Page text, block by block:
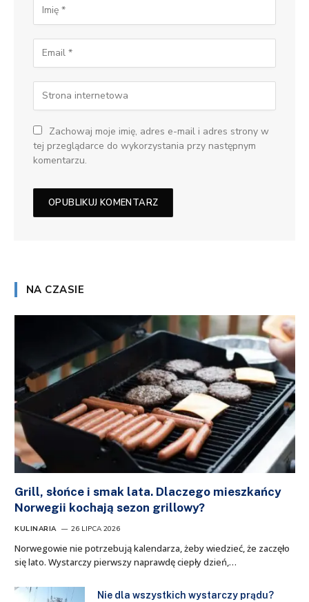
Zachowaj moje imię, adres e-mail i adres strony w
tej przeglądarce do wykorzystania przy następnym
komentarzu.
NA CZASIE
Grill, słońce i smak lata. Dlaczego mieszkańcy
Norwegii kochają sezon grillowy?
KULINARIA 26 LIPCA 2026
Norwegowie nie potrzebują kalendarza, żeby wiedzieć, że zaczęło
się lato. Wystarczy pierwszy naprawdę ciepły dzień,…
Nie dla wszystkich wystarczy prądu?